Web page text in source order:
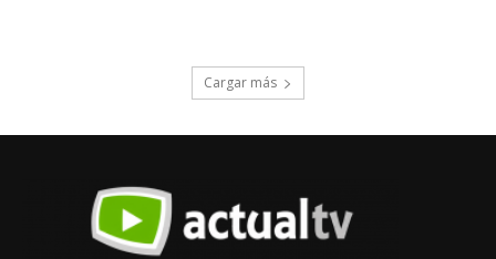
Cargar más